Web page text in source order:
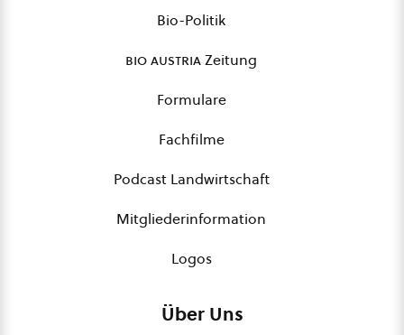
Bio-Politik
bio austriaZeitung
Formulare
Fachfilme
Podcast Landwirtschaft
Mitgliederinformation
Logos
Über Uns